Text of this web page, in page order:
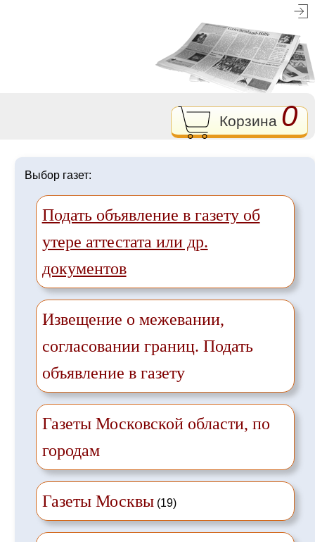
Корзина 0
Выбор газет:
Подать объявление в газету об
утере аттестата или др.
документов
Извещение о межевании,
согласовании границ. Подать
объявление в газету
Газеты Московской области, по
городам
Газеты Москвы(19)